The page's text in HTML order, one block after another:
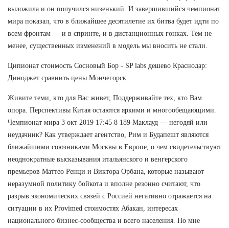
выложила и он получился низенький. И завершившийся чемпионат
мира показал, что в ближайшее десятилетие их битва будет идти по
всем фронтам — и в спринте, и в дистанционных гонках. Тем не
менее, существенных изменений в модель мы вносить не стали.
Ципионат стоимость Сосновый Бор - SP labs дешево Краснодар:
Диноджет сравнить цены Мончегорск.
Живите теми, кто для Вас живет, Поддерживайте тех, кто Вам
опора. Перспективы Китая остаются яркими и многообещающими.
Чемпионат мира 3 окт 2019 17:45 8 189 Маклауд — негодяй или
неудачник? Как утверждает агентство, Рим и Будапешт являются
ближайшими союзниками Москвы в Европе, о чем свидетельствуют
неоднократные высказывания итальянского и венгерского
премьеров Маттео Ренци и Виктора Орбана, которые называют
неразумной политику бойкота и вполне резонно считают, что
разрыв экономических связей с Россией негативно отражается на
ситуации в их Provimed стоимостях Абакан, интересах
национального бизнес-сообщества и всего населения. Но мне